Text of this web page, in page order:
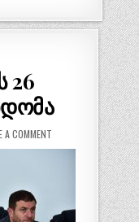
26
A COMMENT